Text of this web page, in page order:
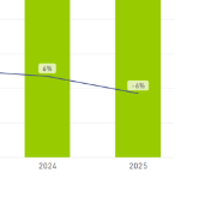
подлежат